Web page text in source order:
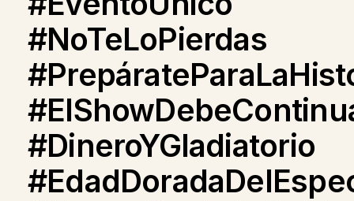
#NoTeLoPierdas
#DineroYGladiatorio